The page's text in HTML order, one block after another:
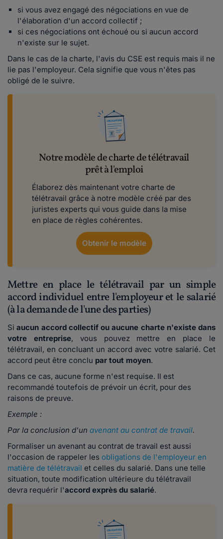
si vous avez engagé des négociations en vue de
l'élaboration d'un accord collectif ;
si ces négociations ont échoué ou si aucun accord
n'existe sur le sujet.
Dans le cas de la charte, l'avis du CSE est requis mais il ne
lie pas l'employeur. Cela signifie que vous n'êtes pas
obligé de le suivre.
Notre modèle de charte de télétravail
prêt à l'emploi
Élaborez dès maintenant votre charte de
télétravail grâce à notre modèle créé par des
juristes experts qui vous guide dans la mise
en place de règles cohérentes.
Obtenir le modèle
Mettre en place le télétravail par un simple
accord individuel entre l'employeur et le salarié
(à la demande de l'une des parties)
Siaucun accord collectif ou aucune charte n'existe dans
votre entreprise, vous pouvez mettre en place le
télétravail, en concluant un accord avec votre salarié. Cet
accord peut être conclu par tout moyen.
Dans ce cas, aucune forme n'est requise. Il est
recommandé toutefois de prévoir un écrit, pour des
raisons de preuve.
Exemple :
Par la conclusion d'un avenant au contrat de travail.
Formaliser un avenant au contrat de travail est aussi
l'occasion de rappeler les obligations de l'employeur en
matière de télétravail et celles du salarié. Dans une telle
situation, toute modification ultérieure du télétravail
devra requérir l'accord exprès du salarié.